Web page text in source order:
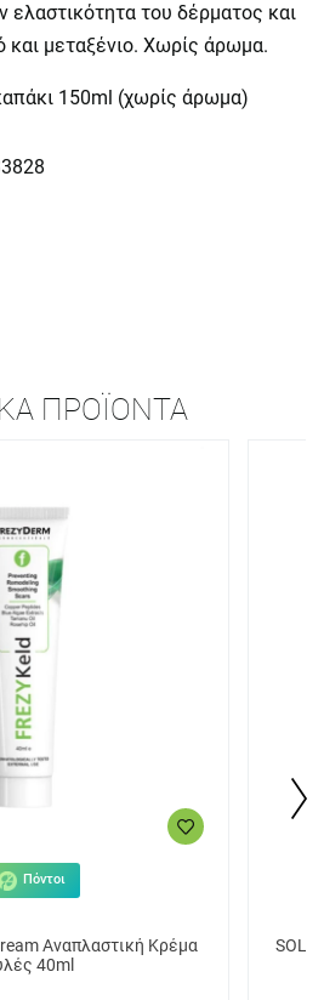
ελαστικότητα του δέρματος και
και μεταξένιο. Χωρίς άρωμα.
150ml (χωρίς άρωμα)
ΠΡΟΪΌΝΤΑ
Πόντοι
Αναπλαστική Κρέμα
40ml